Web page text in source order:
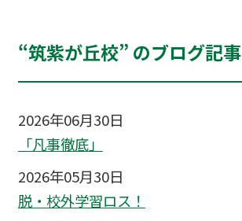
“筑紫が丘校” のブログ記事
2026年06月30日
「凡事徹底」
2026年05月30日
脱・校外学習ロス！